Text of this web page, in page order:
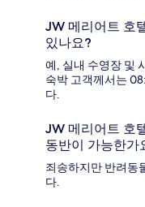
JW 메리어트 호
있나요?
예, 실내 수영장 및
숙박 고객께서는
다.
JW 메리어트 호
동반이 가능한가
죄송하지만 반려동
다.